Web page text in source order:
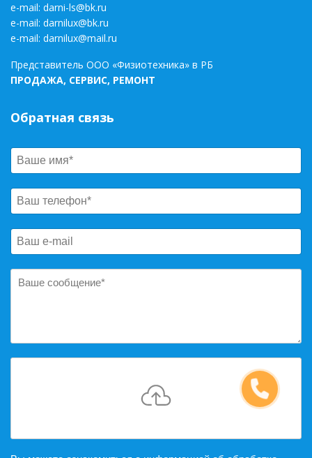
e-mail: darni-ls@bk.ru
e-mail: darnilux@bk.ru
e-mail: darnilux@mail.ru
Представитель ООО «Физиотехника» в РБ
ПРОДАЖА, СЕРВИС, РЕМОНТ
Обратная связь